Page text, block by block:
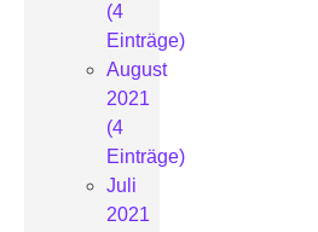
(4
Einträge)
August
2021
(4
Einträge)
Juli
2021